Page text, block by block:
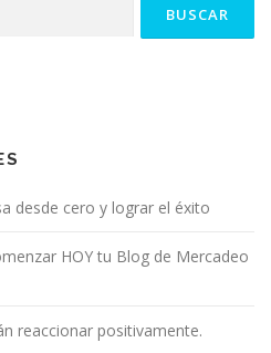
desde cero y lograr el éxito
HOY tu Blog de Mercadeo
reaccionar positivamente.